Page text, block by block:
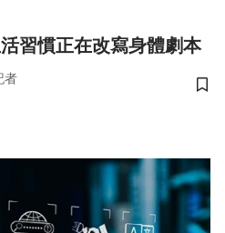
運 你的生活習慣正在改寫身體劇本
者
儲